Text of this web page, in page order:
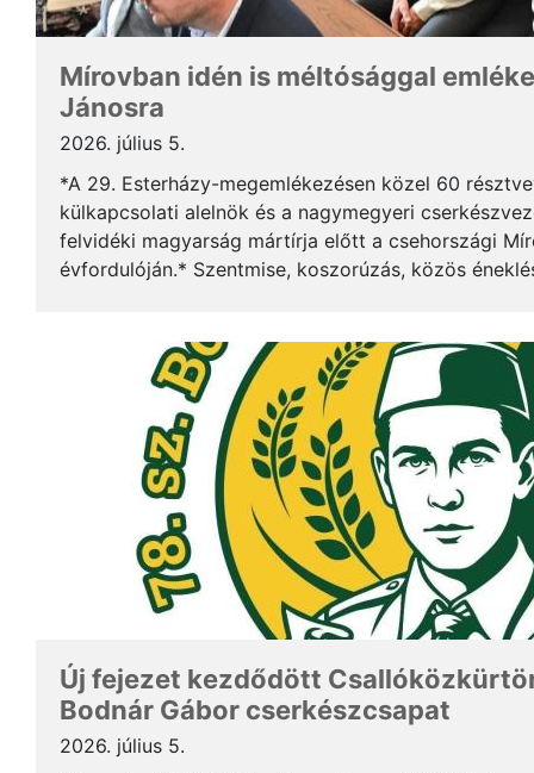
Mírovban idén is méltósággal
Jánosra
2026. július 5.
*A 29. Esterházy-megemlékezésen közel 60
külkapcsolati alelnök és a nagymegyeri
felvidéki magyarság mártírja előtt a csehországi
évfordulóján.* Szentmise, koszorúzás, közös
Új fejezet kezdődött
Bodnár Gábor cserkészcsapat
2026. július 5.